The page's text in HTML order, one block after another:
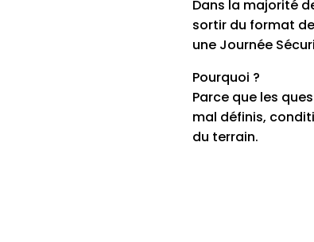
Dans la majorité
sortir du format
une Journée
Pourquoi ?
Parce que les
mal définis,
du terrain.